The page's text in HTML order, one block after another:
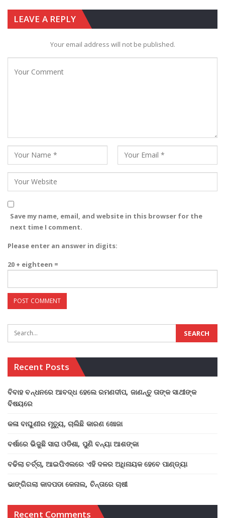
LEAVE A REPLY
Your email address will not be published.
Save my name, email, and website in this browser for the
next time I comment.
Please enter an answer in digits:
20 + eighteen =
Recent Posts
ବିବାହ ବନ୍ଧନରେ ଆବଦ୍ଧ ହେଲେ ରମଣଦୀପ, ଜାଣନ୍ତୁ ତାଙ୍କ ସାଥୀଙ୍କ
ବିଷୟରେ
କଳା ବାଘୁଣୀର ମୃତ୍ୟୁ, ଚାଲିଛି କାରଣ ଖୋଜା
ବର୍ଷାରେ ଭିଜୁଛି ସାରା ଓଡିଶା, ପୁଣି ବନ୍ୟା ଆଶଙ୍କା
ବଢିଲା ଚର୍ଚ୍ଚା, ଆଇପିଏଲରେ ଏହି ଦଳର ଅଧିନାୟକ ହେବେ ପାଣ୍ଡ୍ୟା
ଭାଙ୍ଗିଗଲା କାଦପଡା କେନାଲ, ଚିନ୍ତାରେ ଚାଷୀ
Recent Comments